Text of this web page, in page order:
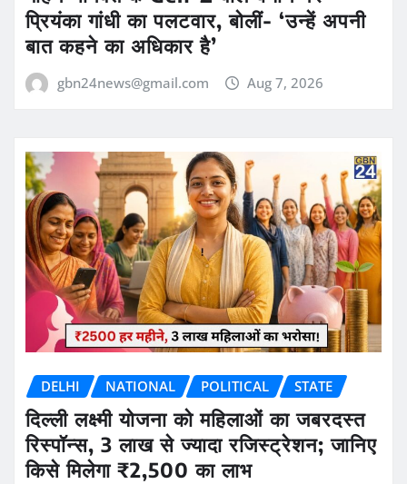
प्रियंका गांधी का पलटवार, बोलीं- ‘उन्हें अपनी
बात कहने का अधिकार है’
gbn24news@gmail.com Aug 7, 2026
DELHI NATIONAL POLITICAL STATE
दिल्ली लक्ष्मी योजना को महिलाओं का जबरदस्त
रिस्पॉन्स, 3 लाख से ज्यादा रजिस्ट्रेशन; जानिए
किसे मिलेगा ₹2,500 का लाभ